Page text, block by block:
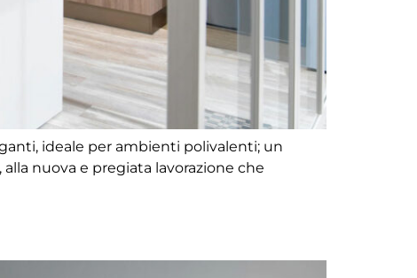
ideale per ambienti polivalenti; un
nuova e pregiata lavorazione che